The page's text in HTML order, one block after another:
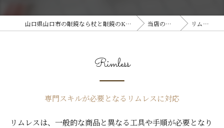
山口県山口市の眼鏡なら杖と眼鏡のKING 当店の特徴 リムレス
専門スキルが必要となるリムレスに対応
Rimless
リムレスは、一般的な商品と異なる工具や手順が必要となり